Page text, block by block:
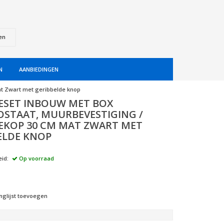
AANBIEDINGEN
Zwart met geribbelde knop
INBOUW MET BOX
MUURBEVESTIGING /
30 CM MAT ZWART MET
KNOP
Op voorraad
toevoegen